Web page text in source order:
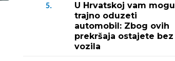
5.
U Hrvatskoj vam mogu
trajno oduzeti
automobil: Zbog ovih
prekršaja ostajete bez
vozila